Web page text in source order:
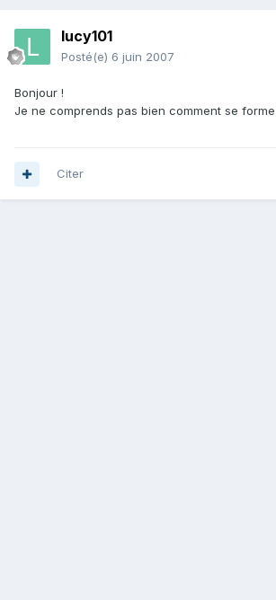
lucy101
Posté(e) 6 juin 2007
Bonjour !
Je ne comprends pas bien comment se
Citer